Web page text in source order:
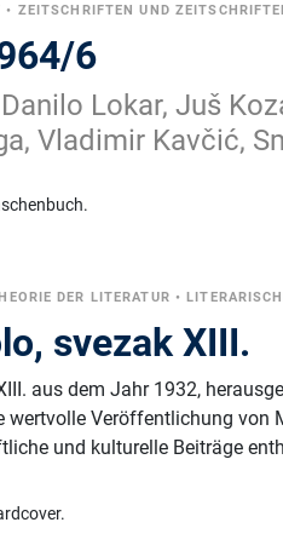
• ZEITSCHRIFTEN UND
6
Lokar, Juš
Vladimir Kavčić,
DER LITERATUR •
svezak XIII.
aus dem Jahr 1932,
wertvolle Veröffentlichung von
und kulturelle Beiträge